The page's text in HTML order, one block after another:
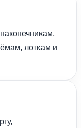
лоткам и